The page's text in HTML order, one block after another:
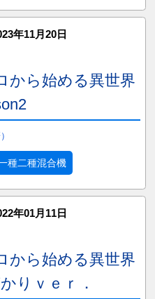
年11月20日
から始める異世界
種二種混合機
年01月11日
から始める異世界
りｖｅｒ．